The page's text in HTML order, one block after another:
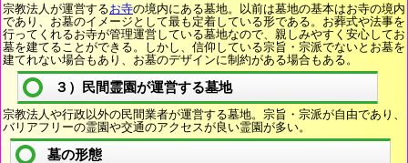
宗教法人が運営するお寺の境内にある墓地。以前は墓地の基本はお寺の境内
であり、お墓のイメージとして最も定着している形である。お葬式や法事を
行ってくれるお寺が管理運営している墓地なので、親しみやすく安心してお
墓を建てることができる。しかし、信仰している宗旨・宗派でないとお墓を
建てれない場合もあり、お墓のデザインに制約がある場合もある。
３）民間霊園が運営する墓地
宗教法人や行政以外の民間業者が運営する墓地。宗旨・宗派が自由であり、
バリアフリーの霊園や交通のアクセスが良い霊園が多い。
墓の形態